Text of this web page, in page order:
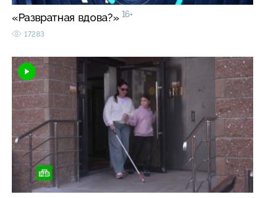
«Развратная вдова?» 16+
17283